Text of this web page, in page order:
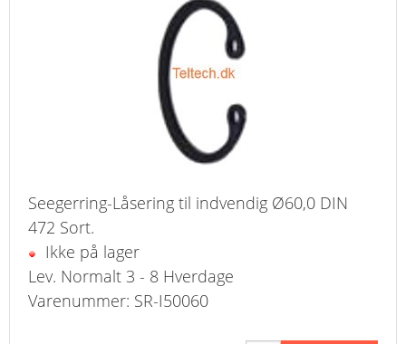
Seegerring-Låsering til indvendig Ø60,0 DIN
472 Sort.
Ikke på lager
Lev. Normalt 3 - 8 Hverdage
Varenummer: SR-I50060